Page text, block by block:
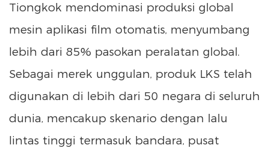
Tiongkok mendominasi produksi global
mesin aplikasi film otomatis, menyumbang
lebih dari 85% pasokan peralatan global.
Sebagai merek unggulan, produk LKS telah
digunakan di lebih dari 50 negara di seluruh
dunia, mencakup skenario dengan lalu
lintas tinggi termasuk bandara, pusat